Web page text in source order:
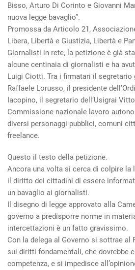
Bisso, Arturo Di Corinto e Giovanni
nuova legge bavaglio”.
Promossa da Articolo 21,
Libera, Libertà e Giustizia, Libertà e
Giornalisti in rete, la petizione è già
alcune centinaia di giornalisti e ha
Luigi Ciotti. Tra i firmatari il segretario
Raffaele Lorusso, il presidente
Iacopino, il segretario dell’Usigrai
Commissione nazionale lavoro
diversi personaggi pubblici, comuni
freelance.
Questo il testo della petizione.
Ancora una volta si cerca di colpire la
il diritto dei cittadini di essere
un bavaglio ai giornalisti.
Il disegno di legge approvato alla
governo a predisporre norme in
intercettazioni è un fatto gravissimo.
Con la delega al Governo si sottrae al
sui diritti fondamentali, che dovrebbe
competenza, e si impedisce